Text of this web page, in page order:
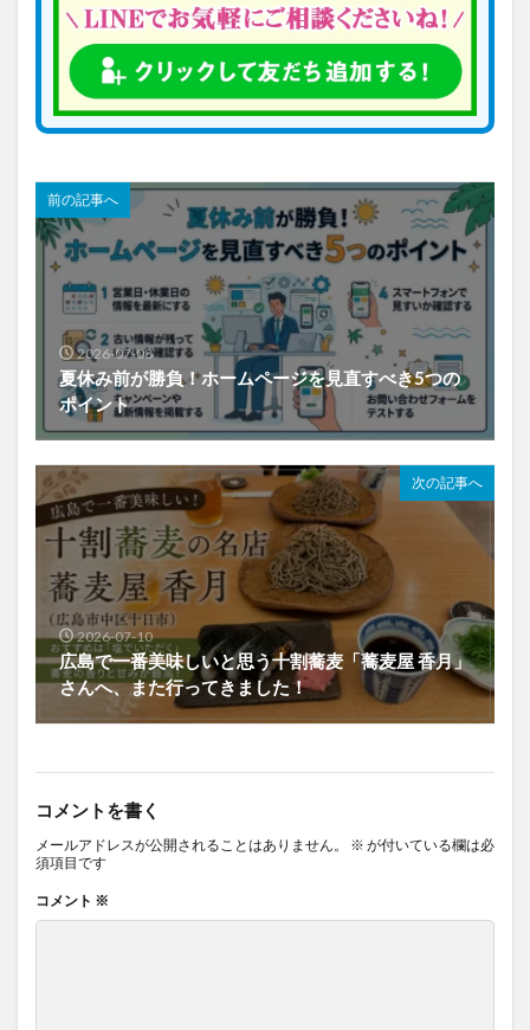
前の記事へ
2026-07-08
夏休み前が勝負！ホームページを見直すべき5つの
ポイント
次の記事へ
2026-07-10
広島で一番美味しいと思う十割蕎麦「蕎麦屋 香月」
さんへ、また行ってきました！
コメントを書く
メールアドレスが公開されることはありません。 ※ が付いている欄は必
須項目です
コメント ※